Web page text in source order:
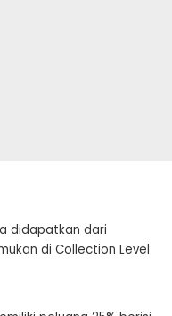
didapatkan dari
di Collection Level